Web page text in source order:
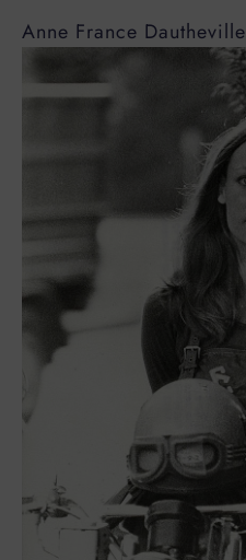
Anne France Dautheville